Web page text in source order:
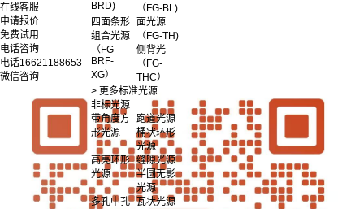
BRD)
（FG-BL)
四面条形
组合光源
（FG-
BRF-
XG）
面光源
（FG-TH)
侧背光
（FG-
THC）
> 更多标准光源
非标光源
带角度方
形光源
跑道光源
桶状环形
光源
高亮环形
光源
缝隙光源
半圆无影
光源
多孔中孔 瓦状光源
在线客服
申请报价
免费试用
电话咨询
电话16621188653
微信咨询